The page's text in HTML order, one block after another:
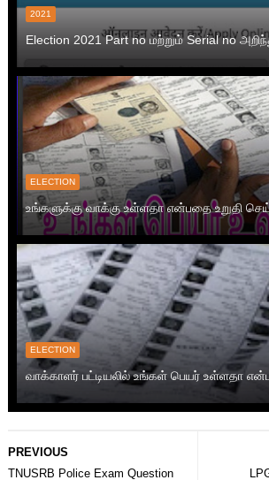
2021
Election 2021 Part no மற்றும் Serial no
ELECTION
உங்களுக்கு வாக்கு உள்ளதா என்பதை உறுதி
ELECTION
வாக்காளர் பட்டியலில் உங்கள் பெயர் உள்ளதா
PREVIOUS
TNUSRB Police Exam Question